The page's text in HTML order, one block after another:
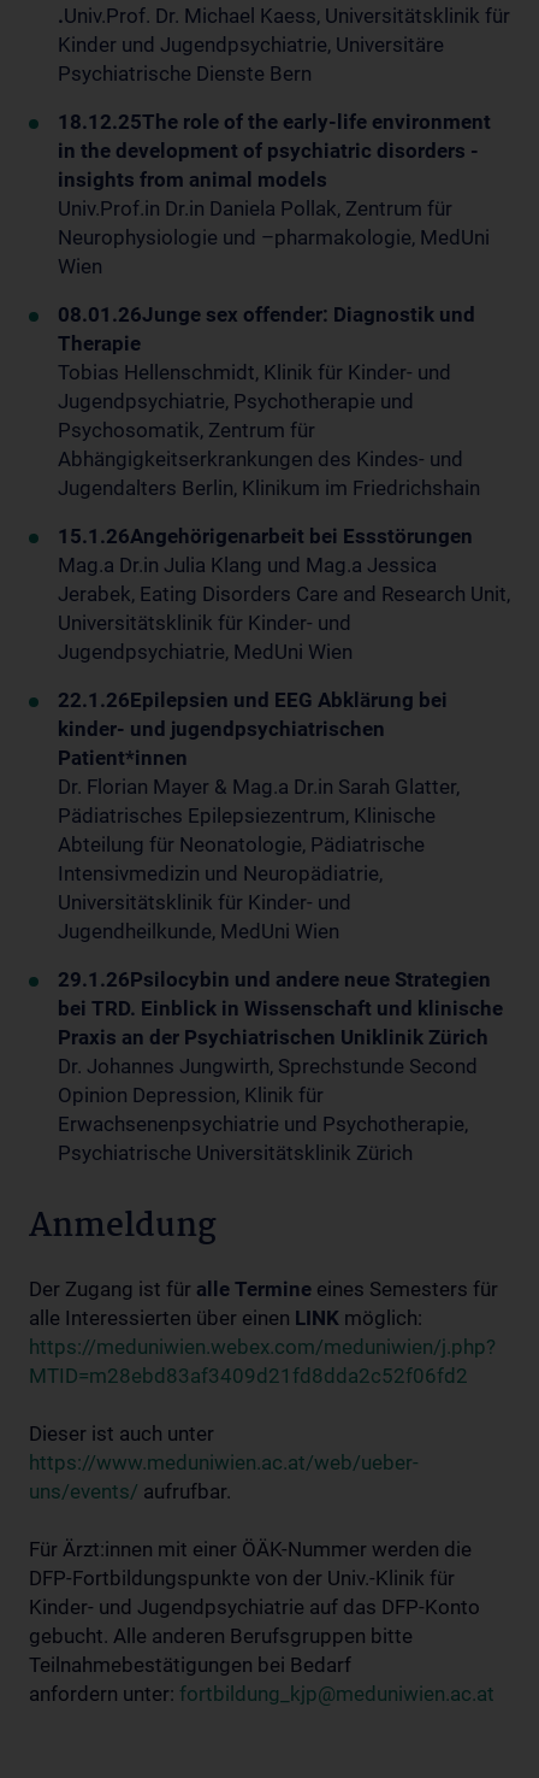
.Univ.Prof. Dr. Michael Kaess, Universitätsklinik für
Kinder und Jugendpsychiatrie, Universitäre
Psychiatrische Dienste Bern
18.12.25The role of the early-life environment
in the development of psychiatric disorders -
insights from animal models
Univ.Prof.in Dr.in Daniela Pollak, Zentrum für
Neurophysiologie und –pharmakologie, MedUni
Wien
08.01.26Junge sex offender: Diagnostik und
Therapie
Tobias Hellenschmidt, Klinik für Kinder- und
Jugendpsychiatrie, Psychotherapie und
Psychosomatik, Zentrum für
Abhängigkeitserkrankungen des Kindes- und
Jugendalters Berlin, Klinikum im Friedrichshain
15.1.26Angehörigenarbeit bei Essstörungen
Mag.a Dr.in Julia Klang und Mag.a Jessica
Jerabek, Eating Disorders Care and Research Unit,
Universitätsklinik für Kinder- und
Jugendpsychiatrie, MedUni Wien
22.1.26Epilepsien und EEG Abklärung bei
kinder- und jugendpsychiatrischen
Patient*innen
Dr. Florian Mayer & Mag.a Dr.in Sarah Glatter,
Pädiatrisches Epilepsiezentrum, Klinische
Abteilung für Neonatologie, Pädiatrische
Intensivmedizin und Neuropädiatrie,
Universitätsklinik für Kinder- und
Jugendheilkunde, MedUni Wien
29.1.26Psilocybin und andere neue Strategien
bei TRD. Einblick in Wissenschaft und klinische
Praxis an der Psychiatrischen Uniklinik Zürich
Dr. Johannes Jungwirth, Sprechstunde Second
Opinion Depression, Klinik für
Erwachsenenpsychiatrie und Psychotherapie,
Psychiatrische Universitätsklinik Zürich
Anmeldung
Der Zugang ist für alle Termine eines Semesters für
alle Interessierten über einen LINK möglich:
https://meduniwien.webex.com/meduniwien/j.php?
MTID=m28ebd83af3409d21fd8dda2c52f06fd2
Dieser ist auch unter
https://www.meduniwien.ac.at/web/ueber-
uns/events/ aufrufbar.
Für Ärzt:innen mit einer ÖÄK-Nummer werden die
DFP-Fortbildungspunkte von der Univ.-Klinik für
Kinder- und Jugendpsychiatrie auf das DFP-Konto
gebucht. Alle anderen Berufsgruppen bitte
Teilnahmebestätigungen bei Bedarf
anfordern unter: fortbildung_kjp@meduniwien.ac.at